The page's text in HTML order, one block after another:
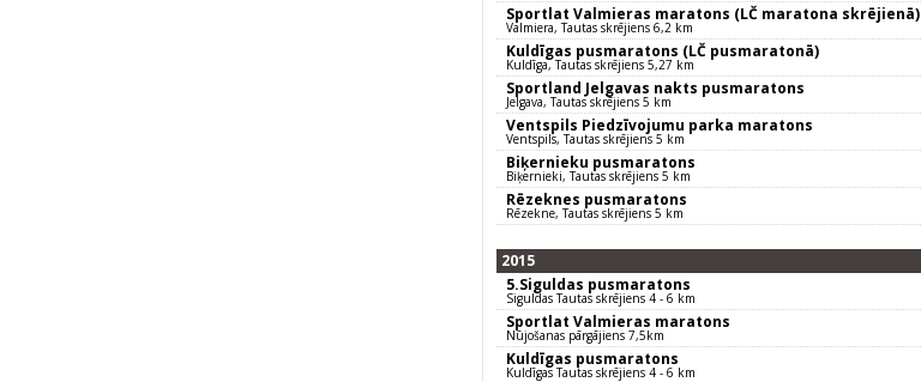
Sportlat Valmieras maratons (LČ maratona skrējienā)
Valmiera, Tautas skrējiens 6,2 km
Kuldīgas pusmaratons (LČ pusmaratonā)
Kuldīga, Tautas skrējiens 5,27 km
Sportland Jelgavas nakts pusmaratons
Jelgava, Tautas skrējiens 5 km
Ventspils Piedzīvojumu parka maratons
Ventspils, Tautas skrējiens 5 km
Biķernieku pusmaratons
Biķernieki, Tautas skrējiens 5 km
Rēzeknes pusmaratons
Rēzekne, Tautas skrējiens 5 km
2015
5.Siguldas pusmaratons
Siguldas Tautas skrējiens 4 - 6 km
Sportlat Valmieras maratons
Nūjošanas pārgājiens 7,5km
Kuldīgas pusmaratons
Kuldīgas Tautas skrējiens 4 - 6 km